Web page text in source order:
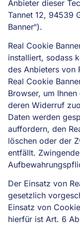
Anbieter dieser
Tannet 12, 94539
Banner“).
Real Cookie
installiert, sodass
des Anbieters von
Real Cookie
Browser, um
deren Widerruf
Daten werden
auffordern, den
löschen oder der
entfällt.
Der Einsatz von
gesetzlich
Einsatz von
hierfür ist Art. 6